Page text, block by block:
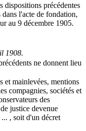
dispositions précédentes
dans l'acte de fondation,
au 9 décembre 1905.
1908.
ne donnent lieu
et mainlevées, mentions
compagnies, sociétés et
des
justice devenue
, soit d'un décret